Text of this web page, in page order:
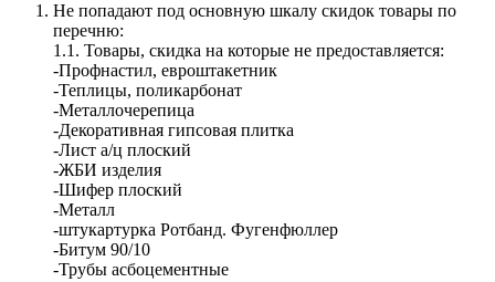
Не попадают под основную шкалу скидок товары по
перечню:
1.1. Товары, скидка на которые не предоставляется:
-Профнастил, евроштакетник
-Теплицы, поликарбонат
-Металлочерепица
-Декоративная гипсовая плитка
-Лист а/ц плоский
-ЖБИ изделия
-Шифер плоский
-Металл
-штукартурка Ротбанд. Фугенфюллер
-Битум 90/10
-Трубы асбоцементные